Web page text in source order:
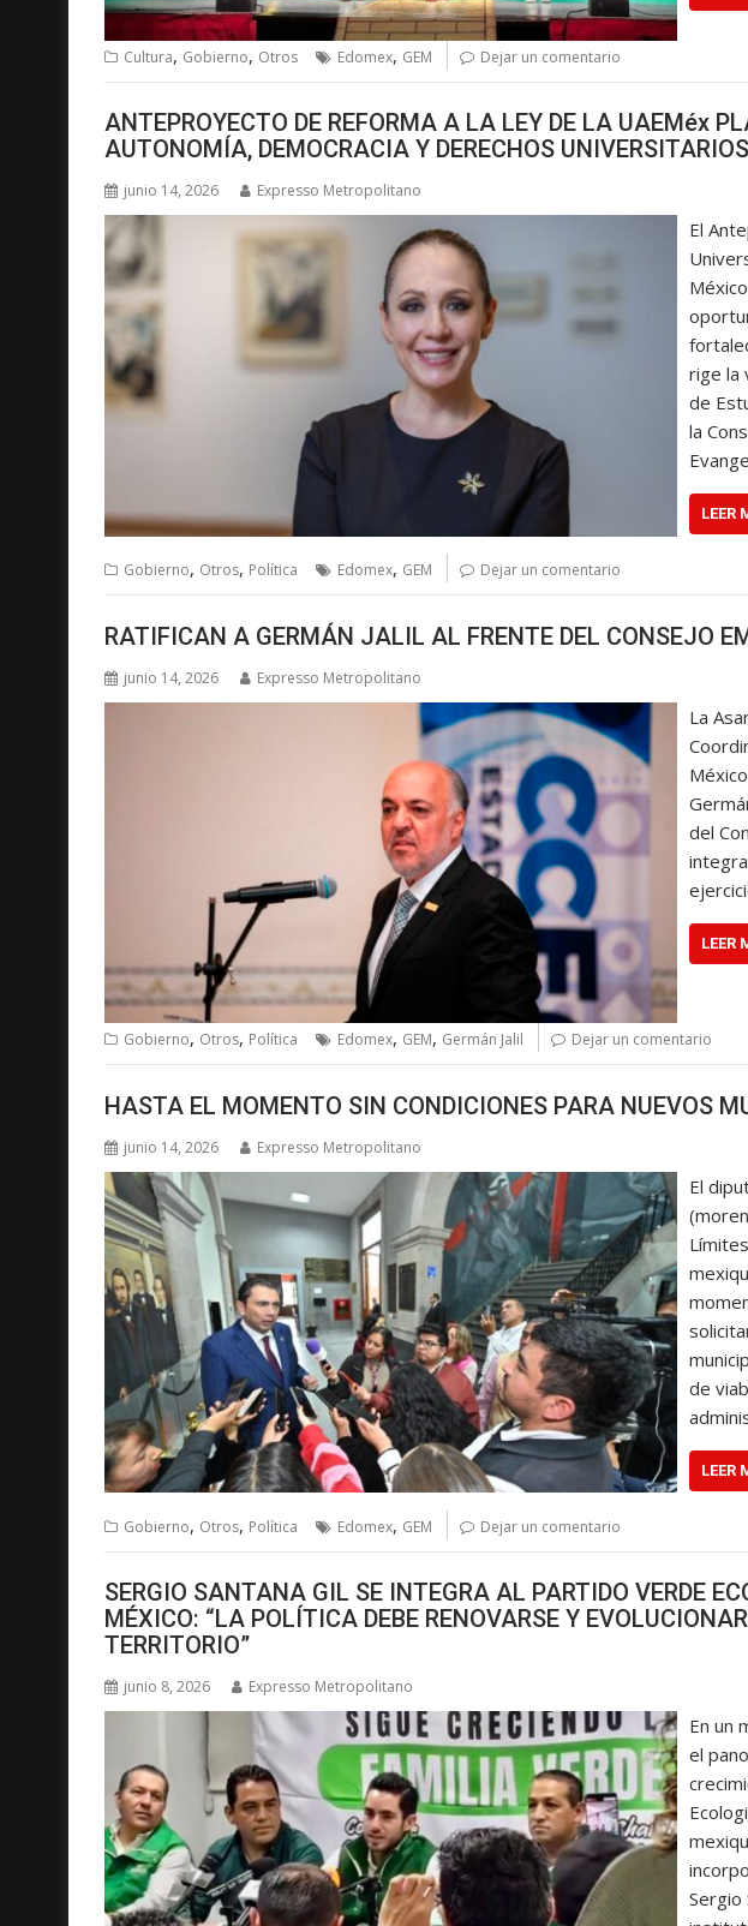
Cultura, Gobierno, Otros Edomex, GEM Dejar un comentario
ANTEPROYECTO DE REFORMA A LA LEY DE LA UAEMéx
AUTONOMÍA, DEMOCRACIA Y DERECHOS UNIVERSITARIOS
junio 14, 2026 Expresso Metropolitano
El
rige la
de
la
LEER
Gobierno, Otros, Política Edomex, GEM Dejar un comentario
RATIFICAN A GERMÁN JALIL AL FRENTE DEL CONSEJO
junio 14, 2026 Expresso Metropolitano
La
del
LEER
Gobierno, Otros, Política Edomex, GEM, Germán Jalil Dejar un comentario
HASTA EL MOMENTO SIN CONDICIONES PARA NUEVOS
junio 14, 2026 Expresso Metropolitano
El
de
LEER
Gobierno, Otros, Política Edomex, GEM Dejar un comentario
SERGIO SANTANA GIL SE INTEGRA AL PARTIDO VERDE
MÉXICO: “LA POLÍTICA DEBE RENOVARSE Y
TERRITORIO”
junio 8, 2026 Expresso Metropolitano
En un
el
Sergio